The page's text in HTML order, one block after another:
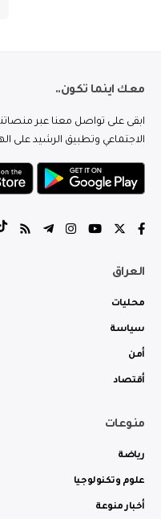
معك اينما تكون..
ابقى على تواصل معنا عبر
الاجتماعي وتطبيق الرشيد على
العراق
محليات
سياسة
أمن
أقتصاد
منوعات
رياضة
علوم وتكنولوجيا
أخبار منوعة